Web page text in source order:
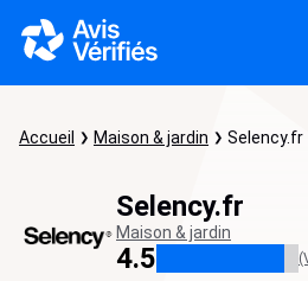
Accueil Maison & jardin Selency.fr
Selency.fr
Maison & jardin
4.5